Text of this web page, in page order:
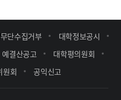
단수집거부
대학정보공시
예결산공고
대학평의원회
원회
공익신고